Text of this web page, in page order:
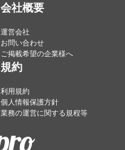
会社概要
運営会社
お問い合わせ
ご掲載希望の企業様へ
規約
利用規約
個人情報保護方針
業務の運営に関する規程等